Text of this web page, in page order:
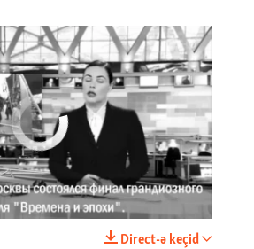
currently available
Direct-ə keçid